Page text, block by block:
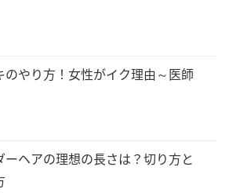
のやり方！女性がイク理由～医師
ーヘアの理想の長さは？切り方と